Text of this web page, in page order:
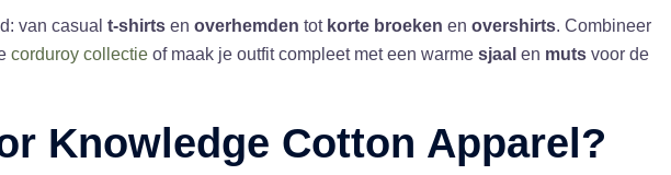
van casual t-shirts en overhemden tot korte broeken en overshirts. Combineer
corduroy collectie of maak je outfit compleet met een warme sjaal en muts voor de
Knowledge Cotton Apparel?